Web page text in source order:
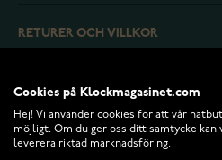
RETURER OCH VILLKOR
INFO
Cookies på Klockmagasinet.com
Hej! Vi använder cookies för att vår
möjligt. Om du ger oss ditt samtycke kan
leverera riktad marknadsföring.